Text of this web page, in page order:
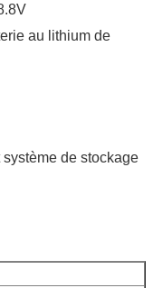
au lithium de
de stockage